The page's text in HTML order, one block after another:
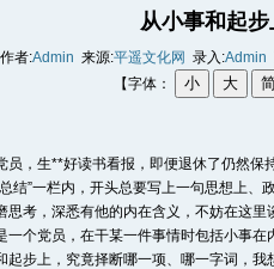
从小事和起
作者:Admin 来源:平遥文化网 录入:Admin
【字体：
员，生**好读书看报，即便退休了仍然
结”一栏内，开头总要写上一句思想上
思考，深悉有他的内在含义，不妨在
一个党员，在干某一件事情时包括小事
起步上，究竟择断哪一项、哪一字词，